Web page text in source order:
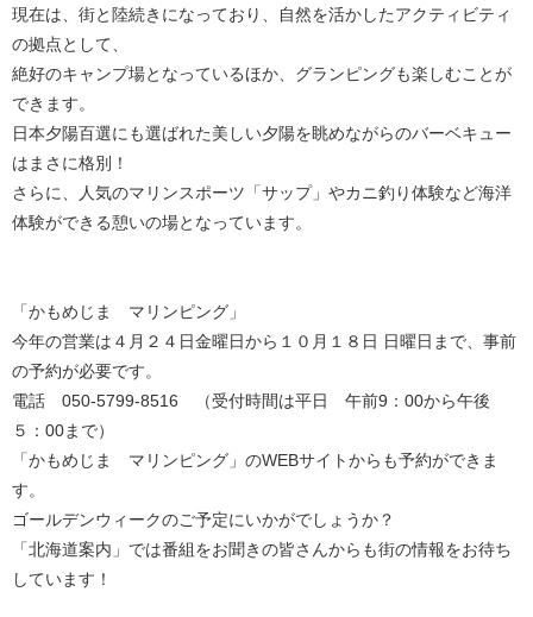
現在は、街と陸続きになっており、自然を活かしたアクティビティ
の拠点として、
絶好のキャンプ場となっているほか、グランピングも楽しむことが
できます。
日本夕陽百選にも選ばれた美しい夕陽を眺めながらのバーベキュー
はまさに格別！
さらに、人気のマリンスポーツ「サップ」やカニ釣り体験など海洋
体験ができる憩いの場となっています。
「かもめじま マリンピング」
今年の営業は４月２４日金曜日から１０月１８日 日曜日まで、事前
の予約が必要です。
電話 050-5799-8516 （受付時間は平日 午前9：00から午後
５：00まで）
「かもめじま マリンピング」のWEBサイトからも予約ができま
す。
ゴールデンウィークのご予定にいかがでしょうか？
「北海道案内」では番組をお聞きの皆さんからも街の情報をお待ち
しています！